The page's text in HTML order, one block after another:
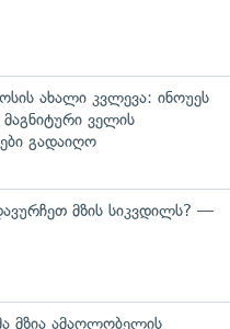
ახალი კვლევა: ინოუეს
ველის
გადაიღო
მზის სიკვდილს? —
მზია ამაღლობელის